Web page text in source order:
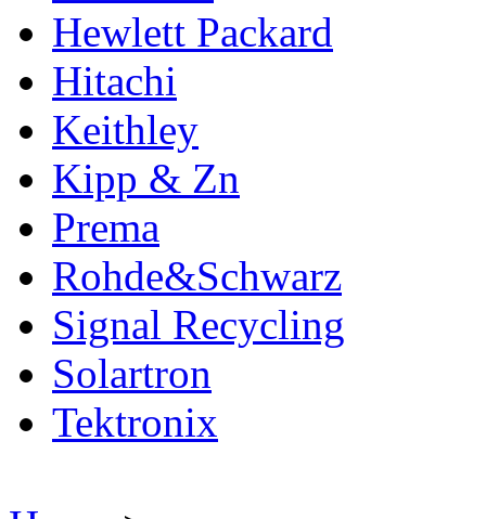
Hewlett Packard
Hitachi
Keithley
Kipp & Zn
Prema
Rohde&Schwarz
Signal Recycling
Solartron
Tektronix